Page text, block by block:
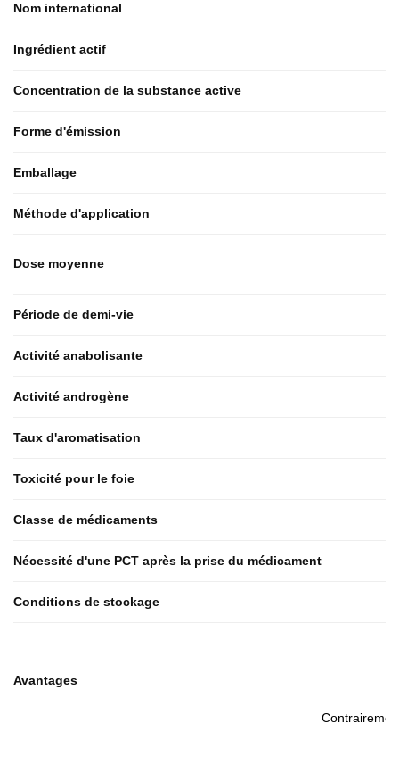
Nom international
Ingrédient actif
Concentration de la substance active
Forme d'émission
Emballage
Méthode d'application
Dose moyenne
Période de demi-vie
Activité anabolisante
Activité androgène
Taux d'aromatisation
Toxicité pour le foie
Classe de médicaments
Nécessité d'une PCT après la prise du médicament
Conditions de stockage
Avantages